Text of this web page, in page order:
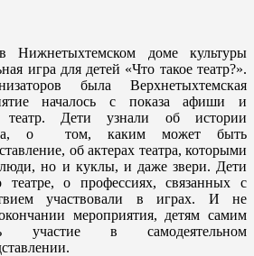
Нижнетыхтемском доме культуры
игра для детей «Что такое театр?».
была Верхнетыхтемская
началось с показа афиши и
Дети узнали об истории
о том, каким может быть
об актерах театра, которыми
но и куклы, и даже звери. Дети
театре, о профессиях, связанных с
участвовали в играх. И не
мероприятия, детям самим
участие в самодеятельном